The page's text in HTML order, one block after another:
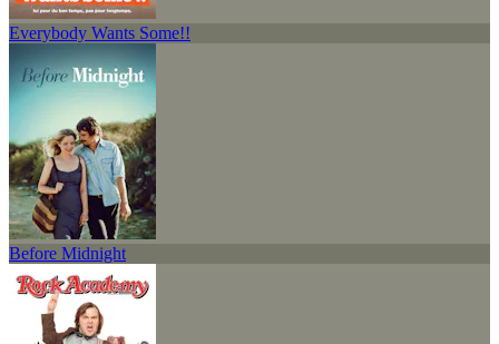
Everybody Wants Some!!
Before Midnight